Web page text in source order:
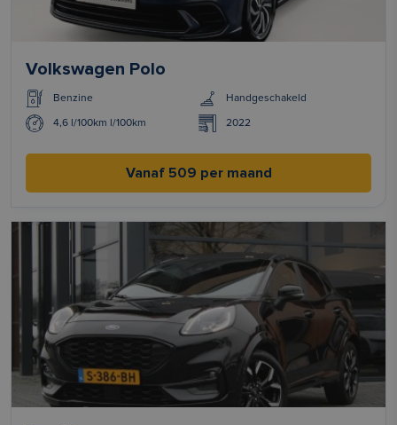
Volkswagen Polo
Benzine Handgeschakeld
4,6 l/100km l/100km 2022
Vanaf 509 per maand